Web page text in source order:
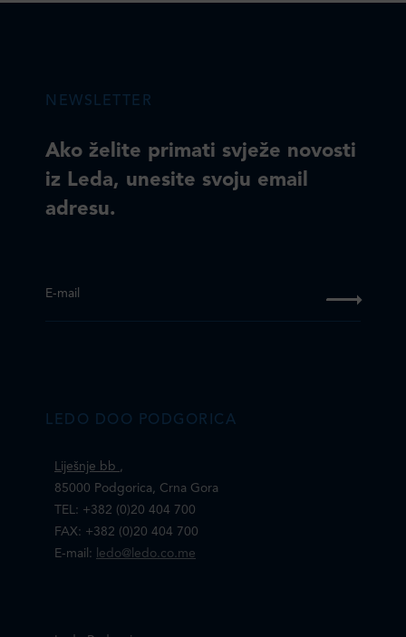
NEWSLETTER
Ako želite primati svježe novosti
iz Leda, unesite svoju email
adresu.
E-mail
LEDO DOO PODGORICA
Liješnje bb ,
85000 Podgorica, Crna Gora
TEL: +382 (0)20 404 700
FAX: +382 (0)20 404 700
E-mail:
ledo@ledo.co.me